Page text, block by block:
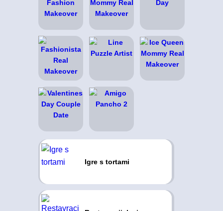
Igre s tortami